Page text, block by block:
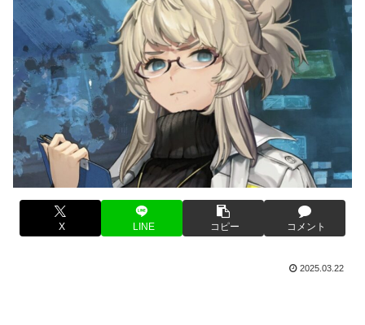
X LINE コピー コメント
2025.03.22